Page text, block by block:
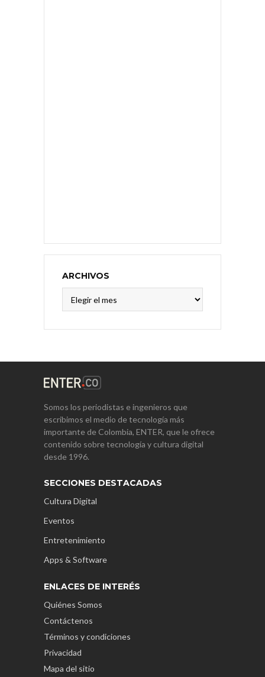
ARCHIVOS
Somos los periodistas e ingenieros que
escribimos el medio de tecnología más
importante de Colombia, ENTER, que le ofrece
contenido sobre tecnología y cultura digital
desde 1996.
SECCIONES DESTACADAS
Cultura Digital
Eventos
Entretenimiento
Apps & Software
ENLACES DE INTERÉS
Quiénes Somos
Contáctenos
Términos y condiciones
Privacidad
Mapa del sitio